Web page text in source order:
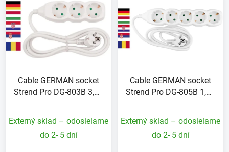
Cable GERMAN socket
Strend Pro DG-803B 3,00
Externý sklad – odosielame
do 2- 5 dní
Cable GERMAN socket
Strend Pro DG-805B 1,50
Externý sklad – odosielame
do 2- 5 dní